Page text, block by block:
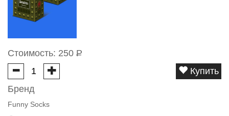
Стоимость: 250 Р
Купить
Бренд
Funny Socks